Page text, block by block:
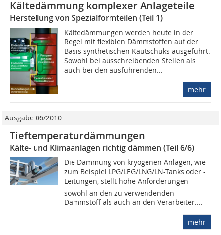
Kältedämmung komplexer Anlageteile
Herstellung von Spezialformteilen (Teil 1)
Kältedämmungen werden heute in der
Regel mit flexiblen Dämmstoffen auf der
Basis syntheti­schen Kautschuks ausgeführt.
Sowohl bei ausschreibenden Stellen als
auch bei den ausführen­den...
mehr
Ausgabe 06/2010
Tieftemperaturdämmungen
Kälte- und Klimaanlagen richtig dämmen (Teil 6/6)
Die Dämmung von kryogenen Anlagen, wie
zum Beispiel LPG/LEG/LNG/LN-Tanks oder -
Leitungen, stellt hohe Anforderungen 
sowohl an den zu verwendenden
Dämmstoff als auch an den Verarbeiter....
mehr